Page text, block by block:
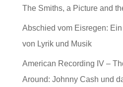
The Smiths, a Picture and
Abschied vom Eisregen:
von Lyrik und Musik
American Recording IV –
Around: Johnny Cash und